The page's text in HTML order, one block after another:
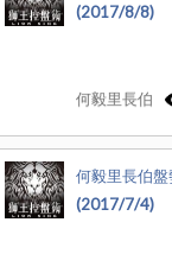
(2017/8/8)
何毅里長伯
何毅里長伯
(2017/7/4)